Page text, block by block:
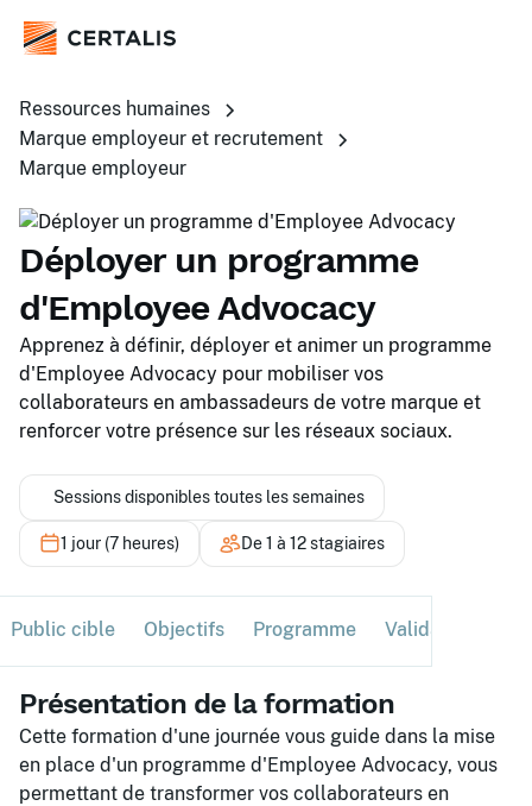
Ressources humaines
Marque employeur et recrutement
Marque employeur
Déployer un programme
d'Employee Advocacy
Apprenez à définir, déployer et animer un programme
d'Employee Advocacy pour mobiliser vos
collaborateurs en ambassadeurs de votre marque et
renforcer votre présence sur les réseaux sociaux.
Sessions disponibles toutes les semaines
1 jour (7 heures) De 1 à 12 stagiaires
Public cible Objectifs Programme Validation
Présentation de la formation
Cette formation d'une journée vous guide dans la mise
en place d'un programme d'Employee Advocacy, vous
permettant de transformer vos collaborateurs en